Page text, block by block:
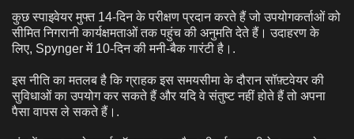
कुछ स्पाइवेयर मुफ्त 14-दिन के परीक्षण प्रदान करते हैं जो उपयोगकर्ताओं को
सीमित निगरानी कार्यक्षमताओं तक पहुंच की अनुमति देते हैं। उदाहरण के
लिए, Spynger में 10-दिन की मनी-बैक गारंटी है।.
इस नीति का मतलब है कि ग्राहक इस समयसीमा के दौरान सॉफ़्टवेयर की
सुविधाओं का उपयोग कर सकते हैं और यदि वे संतुष्ट नहीं होते हैं तो अपना
पैसा वापस ले सकते हैं।.